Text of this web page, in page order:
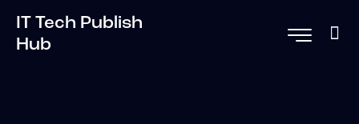
IT Tech Publish
Hub